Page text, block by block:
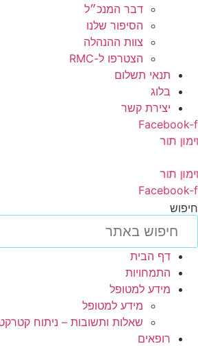
דבר המנכ״ל
הסיפור שלנו
צוות ההנהלה
הצטרפו ל-RMC
תנאי תשלום
בלוג
יצירת קשר
תור
תור
דף הבית
התמחויות
מידע למטופל
מידע למטופל
שאלות ותשובות – ניתוח קטרקט
רופאים